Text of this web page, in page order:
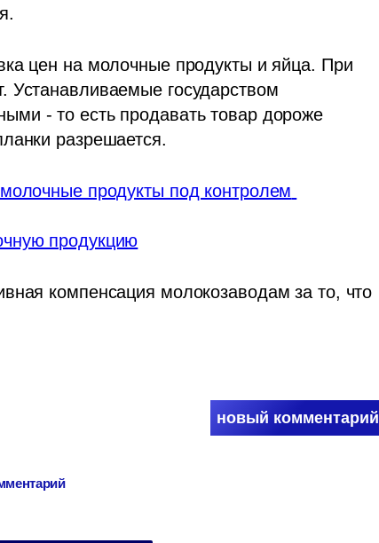
цен на молочные продукты и яйца. При
Устанавливаемые государством
- то есть продавать товар дороже
разрешается.
продукты под контролем
продукцию
компенсация молокозаводам за то, что
новый комментарий